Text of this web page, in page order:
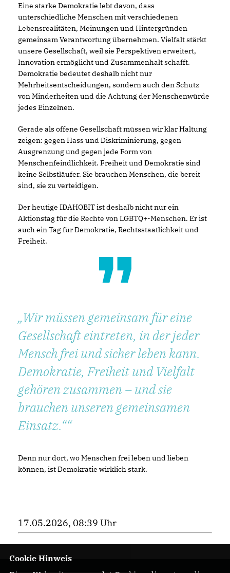
Eine starke Demokratie lebt davon, dass
unterschiedliche Menschen mit verschiedenen
Lebensrealitäten, Meinungen und Hintergründen
gemeinsam Verantwortung übernehmen. Vielfalt stärkt
unsere Gesellschaft, weil sie Perspektiven erweitert,
Innovation ermöglicht und Zusammenhalt schafft.
Demokratie bedeutet deshalb nicht nur
Mehrheitsentscheidungen, sondern auch den Schutz
von Minderheiten und die Achtung der Menschenwürde
jedes Einzelnen.
Gerade als offene Gesellschaft müssen wir klar Haltung
zeigen: gegen Hass und Diskriminierung, gegen
Ausgrenzung und gegen jede Form von
Menschenfeindlichkeit. Freiheit und Demokratie sind
keine Selbstläufer. Sie brauchen Menschen, die bereit
sind, sie zu verteidigen.
Der heutige IDAHOBIT ist deshalb nicht nur ein
Aktionstag für die Rechte von LGBTQ+-Menschen. Er ist
auch ein Tag für Demokratie, Rechtsstaatlichkeit und
Freiheit.
Wir müssen gemeinsam für eine
Gesellschaft eintreten, in der jeder
Mensch frei und sicher leben kann.
Demokratie, Freiheit und Vielfalt
gehören zusammen – und sie
brauchen unseren gemeinsamen
Einsatz.“
Denn nur dort, wo Menschen frei leben und lieben
können, ist Demokratie wirklich stark.
17.05.2026, 08:39 Uhr
Cookie Hinweis